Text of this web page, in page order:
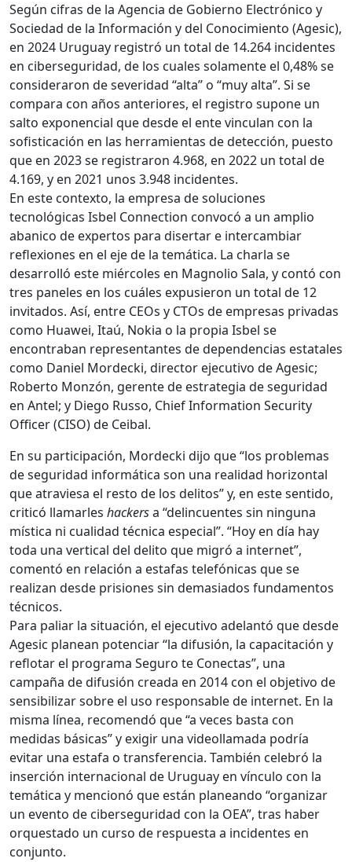
Según cifras de la Agencia de Gobierno Electrónico y
Sociedad de la Información y del Conocimiento (Agesic),
en 2024 Uruguay registró un total de 14.264 incidentes
en ciberseguridad, de los cuales solamente el 0,48% se
consideraron de severidad “alta” o “muy alta”. Si se
compara con años anteriores, el registro supone un
salto exponencial que desde el ente vinculan con la
sofisticación en las herramientas de detección, puesto
que en 2023 se registraron 4.968, en 2022 un total de
4.169, y en 2021 unos 3.948 incidentes.
En este contexto, la empresa de soluciones
tecnológicas Isbel Connection convocó a un amplio
abanico de expertos para disertar e intercambiar
reflexiones en el eje de la temática. La charla se
desarrolló este miércoles en Magnolio Sala, y contó con
tres paneles en los cuáles expusieron un total de 12
invitados. Así, entre CEOs y CTOs de empresas privadas
como Huawei, Itaú, Nokia o la propia Isbel se
encontraban representantes de dependencias estatales
como Daniel Mordecki, director ejecutivo de Agesic;
Roberto Monzón, gerente de estrategia de seguridad
en Antel; y Diego Russo, Chief Information Security
Officer (CISO) de Ceibal.
En su participación, Mordecki dijo que “los problemas
de seguridad informática son una realidad horizontal
que atraviesa el resto de los delitos” y, en este sentido,
criticó llamarles hackersa “delincuentes sin ninguna
mística ni cualidad técnica especial”. “Hoy en día hay
toda una vertical del delito que migró a internet”,
comentó en relación a estafas telefónicas que se
realizan desde prisiones sin demasiados fundamentos
técnicos.
Para paliar la situación, el ejecutivo adelantó que desde
Agesic planean potenciar “la difusión, la capacitación y
reflotar el programa Seguro te Conectas”, una
campaña de difusión creada en 2014 con el objetivo de
sensibilizar sobre el uso responsable de internet. En la
misma línea, recomendó que “a veces basta con
medidas básicas” y exigir una videollamada podría
evitar una estafa o transferencia. También celebró la
inserción internacional de Uruguay en vínculo con la
temática y mencionó que están planeando “organizar
un evento de ciberseguridad con la OEA”, tras haber
orquestado un curso de respuesta a incidentes en
conjunto.